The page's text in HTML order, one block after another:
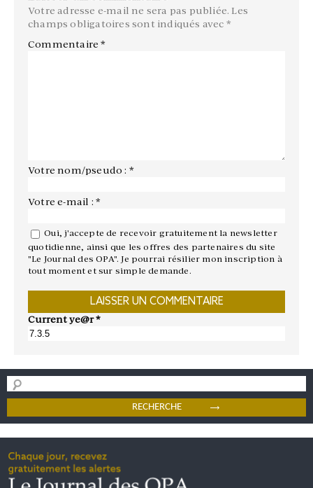
Votre adresse e-mail ne sera pas publiée. Les
champs obligatoires sont indiqués avec *
Commentaire*
Votre nom/pseudo : *
Votre e-mail : *
Oui, j'accepte de recevoir gratuitement la newsletter
quotidienne, ainsi que les offres des partenaires du site
"Le Journal des OPA". Je pourrai résilier mon inscription à
tout moment et sur simple demande.
Current ye@r*